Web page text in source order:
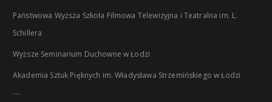
Państwowa Wyższa Szkoła Filmowa Telewizyjna i Teatralna im. L.
Schillera
Wyższe Seminarium Duchowne w Łodzi
Akademia Sztuk Pięknych im. Władysława Strzemińskiego w Łodzi
...